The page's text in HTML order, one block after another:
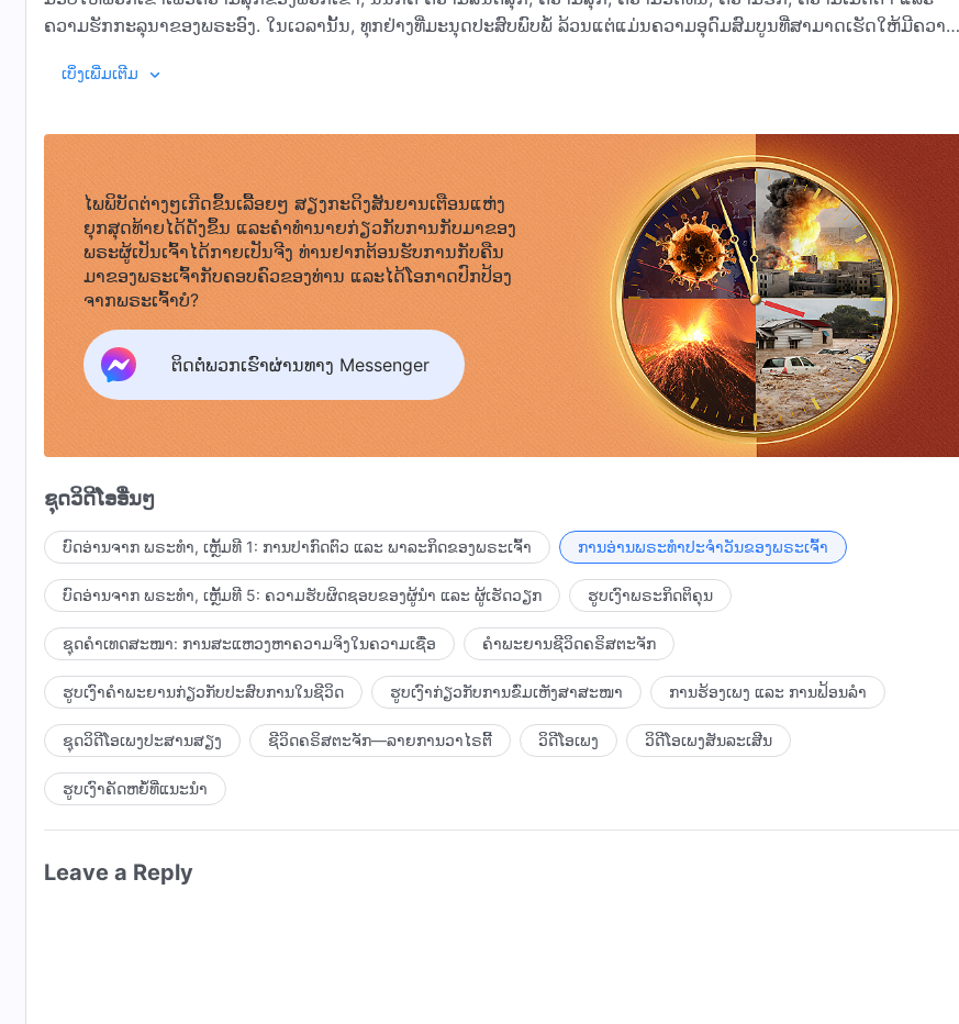
ຄວາມຮັກກະລຸນາຂອງພຣະອົງ. ໃນເວລານັ້ນ, ທຸກຢ່າງທີ່ມະນຸດປະສົບພົບພໍ້ ລ້ວນແຕ່ແມ່ນຄວາມອຸດົມສົມບູນທີ່ສາມາດເຮັດໃຫ້ມີຄວາມ
ການອຸ້ມຊູຈາກພຣະຜູ້ຊ່ວຍໃຫ້ລອດ ນັ້ນກໍຄືພຣະເຢຊູ. ພວກເຂົາສາມາດໄດ້ຮັບສິ່ງເຫຼົ່ານີ້ເປັນຜົນມາຈາກພາລະກິດຂອງຍຸກທີ່ພວກເຂົາ
ມວນມະນຸດຊາດຈຶ່ງຕ້ອງການຄວາມກະລຸນາຢ່າງໃຫຍ່ຫຼວງ, ຄວາມອົດກັ້ນ ແລະ ອົດທົນຢ່າງໜັກ ແລະ ນອກຈາກນັ້ນ ເພື່ອປະສົບ
ຄວາມສໍາເລັດຂອງຍຸກ ຈຶ່ງມີການຖວາຍຢ່າງພຽງພໍເພື່ອຊົດໃຊ້ບາບຂອງມະນຸດ. ສິ່ງທີ່ມວນມະນຸດໄດ້ເຫັນໃນຍຸກແຫ່ງພຣະຄຸນແມ່ນ
ການຊົດເຊີຍບາບຂອງມວນມະນຸດຂອງເຮົາ, ນັ້ນຄື ພຣະເຢຊູ. ທັງຫມົດທີ່ພວກເຂົາຮູ້ກ່ຽວກັບພຣະເຈົ້າ ຄືຄວາມເມດຕາ ແລະ ອົດທົນ;
ແລະ ທັງຫມົດທີ່ພວກເຂົາເຫັນຄືຄວາມເມດຕາ ແລະ ຄວາມຮັກກະລຸນາຂອງພຣະເຢຊູ. ທັງໝົດນີ້ເປັນເພາະວ່າພວກເຂົາເກີດຢູ່ໃນຍຸກ
ແຫ່ງພຣະຄຸນ. ດັ່ງນັ້ນ ກ່ອນທີ່ພວກເຂົາຈະໄດ້ຮັບການໄຖ່ບາບ ພວກເຂົາຕ້ອງຜະເຊີນກັບຄວາມກະລຸນາຫຼາຍຮູບແບບ ທີ່ພຣະເຢຊູໄດ້
ມອບໃຫ້ແກ່ພວກເຂົາ ເຊິ່ງມັນມີປະໂຫຍດຕໍ່ພວກເຂົາຫຼາຍ. ດ້ວຍວິທີນີ້, ພວກເຂົາສາມາດໄດ້ຮັບການອະໄພບາບທີ່ພວກເຂົາກະທຳໂດຍ
ຜ່ານການເສບສຸກໃນຍຸກພຣະຄຸນ ແລະ ຍັງສາມາດໄດ້ຮັບການໄຖ່ບາບໂດຍຜ່ານຄວາມອົດທົນ ອົດກັ້ນຂອງພຣະເຢຊູອີກ. ມີພຽງການ
ອົດທົນອົດກັ້ນຂອງພຣະເຢຊູເທົ່ານັ້ນ ພວກເຂົາຈຶ່ງມີສິດທີ່ຈະໄດ້ຮັບການໃຫ້ອະໄພ ແລະ ເສບສຸກຄວາມອຸດົມສົມບູນຂອງຄວາມກະລຸນາທີ່
ໄດ້ຮັບຈາກພຣະເຢຊູ, ດັ່ງທີ່ພຣະອົງໄດ້ກ່າວວ່າ: ເຮົາບໍ່ໄດ້ມາໄຖ່ບາບໃຫ້ຄົນຊອບທໍາ ແຕ່ມາເພື່ອໄຖ່ບາບໃຫ້ຄົນຜິດບາບ, ເພື່ອເຮັດໃຫ້ຄົນ
ບາບໄດ້ຮັບການອະໄພບາບ. ຖ້າຫາກວ່າພຣະເຢຊູບັງເກີດເປັນມະນຸດກັບການພິພາກສາລົງໂທດ, ການສາບແຊ່ງ ແລະ ຄວາມບໍ່ອົດທົນຕໍ່
ຄວາມຜິດຂອງມວນມະນຸດຊາດ, ມະນຸດຈະບໍ່ມີໂອກາດທີ່ຈະໄຖ່ບາບ ແລະ ຄົງຈະເປັນບາບຕະຫຼອດໄປ. ຖ້າເປັນດັ່ງນັ້ນ, ແຜນການ
ຄຸ້ມຄອງຫົກພັນປີຄົງຈະສິ້ນສຸດໃນຍຸກແຫ່ງພຣະບັນຍັດ ແລະ ຍຸກແຫ່ງພຣະບັນຍັດ ກໍ່ຈະແກ່ຍາວຕະຫຼອດຫົກພັນປີ. ບາບຂອງມະນຸດ
ພຣະເຢໂຮວາພາຍໃຕ້ພຣະບັນຍັດເທົ່ານັ້ນ, ແຕ່ບາບຂອງພວກເຂົາຈະຫຼາຍເກີນກວ່າ ບາບຂອງມະນຸດທີ່ຖືກສ້າງຂຶ້ນມາໃນຄັ້ງທໍາອິດ. ຍິ່ງ
ພຣະເຢຊູຮັກມະນຸດຊາດເທົ່າໃດ, ໃຫ້ອະໄພບາບເຂົາເຈົ້າຫຼາຍເທົ່າໃດ ແລະ ມອບຄວາມເມດຕາ ແລະ ຄວາມຮັກກະລຸນາໃຫ້ພວກເຂົາ
ຢ່າງພຽງພໍເທົ່າໃດ, ມວນມະນຸດກໍ່ຍິ່ງຈະໄດ້ຮັບການຊ່ວຍໃຫ້ລອດພົ້ນຫຼາຍເທົ່ານັ້ນ ແລະ ຖືກເອີ້ນວ່າລູກແກະທີ່ສູນຫາຍ ທີ່ພຣະເຢຊູໄດ້
ຊື້ຄືນໃນລາຄາທີ່ແພງທີ່ສຸດ. ຊາຕານບໍ່ສາມາດເຂົ້າຮ່ວມໃນພາລະກິດນີ້ໄດ້ ເພາະວ່າພຣະເຢຊູປະຕິບັດຕໍ່ຜູ້ຕິດຕາມພຣະອົງຄືຜູ້ເປັນແມ່
ທີ່ຮັກລູກປະຕິບັດຕໍ່ລູກໃນອ້ອມກອດອັນອົບອຸ່ນຂອງນາງ. ພຣະອົງບໍ່ໄດ້ໂກດເຄືອງພວກເຂົາ ຫລື ດູຫມິ່ນພວກເຂົາ ແຕ່ເຕັມໄປດ້ວຍຄວາມ
ປອບໂຍນ; ພຣະອົງບໍ່ເຄີຍໂກດແຄ້ນໃນທ່າມກາງພວກເຂົາ ແຕ່ໄດ້ອົດທົນກັບບາບຂອງພວກເຂົາ ແລະ ເບິ່ງຂ້າມຄວາມໂງ່ຂອງພວກເຂົາ
ແລະ ຄວາມໄຮ້ດຽງສາຂອງພວກເຂົາໄປເຖິງຂັ້ນກ່າວວ່າ: “ໃຫ້ອະໄພຜູ້ອື່ນເຈັດສິບເທື່ອຄູນເຈັດເທື່ອ”. ດັ່ງນັ້ນຫົວໃຈຂອງພຣະອົງຫັນປ່ຽນ
ຫົວໃຈຂອງຄົນອື່ນ. ແລ້ວມັນແມ່ນວິທີນີ້ເອງທີ່ຜູ້ຄົນໄດ້ຮັບການໃຫ້ອະໄພບາບໂດຍຜ່ານການອົດທົນຂອງພຣະອົງ.
ເບິ່ງເພີ່ມເຕີມ
ໄພພິບັດຕ່າງໆເກີດຂຶ້ນເລື້ອຍໆ ສຽງກະດິງສັນຍານເຕືອນແຫ່ງ
ຍຸກສຸດທ້າຍໄດ້ດັງຂຶ້ນ ແລະຄໍາທໍານາຍກ່ຽວກັບການກັບມາຂອງ
ພຣະຜູ້ເປັນເຈົ້າໄດ້ກາຍເປັນຈີງ ທ່ານຢາກຕ້ອນຮັບການກັບຄືນ
ມາຂອງພຣະເຈົ້າກັບຄອບຄົວຂອງທ່ານ ແລະໄດ້ໂອກາດປົກປ້ອງ
ຈາກພຣະເຈົ້າບໍ?
ຕິດຕໍ່ພວກເຮົາຜ່ານທາງ Messenger
ຊຸດວິດີໂອອື່ນໆ
ບົດອ່ານຈາກ ພຣະທຳ, ເຫຼັ້ມທີ 1: ການປາກົດຕົວ ແລະ ພາລະກິດຂອງພຣະເຈົ້າ ການອ່ານພຣະທຳປະຈຳວັນຂອງພຣະເຈົ້າ
ບົດອ່ານຈາກ ພຣະທຳ, ເຫຼັ້ມທີ 5: ຄວາມຮັບຜິດຊອບຂອງຜູ້ນໍາ ແລະ ຜູ້ເຮັດວຽກ ຮູບເງົາພຣະກິດຕິຄຸນ
ຊຸດຄຳເທດສະໜາ: ການສະແຫວງຫາຄວາມຈິງໃນຄວາມເຊື່ອ ຄຳພະຍານຊີວິດຄຣິສຕະຈັກ
ຮູບເງົາຄຳພະຍານກ່ຽວກັບປະສົບການໃນຊີວິດ ຮູບເງົາກ່ຽວກັບການຂົ່ມເຫັງສາສະໜາ ການຮ້ອງເພງ ແລະ ການຟ້ອນລຳ
ຊຸດວິດີໂອເພງປະສານສຽງ ຊີວິດຄຣິສຕະຈັກ—ລາຍການວາໄຣຕີ້ ວິດີໂອເພງ ວິດີໂອເພງສັນລະເສີນ
ຮູບເງົາຄັດຫຍໍ້ທີ່ແນະນໍາ
Leave a Reply